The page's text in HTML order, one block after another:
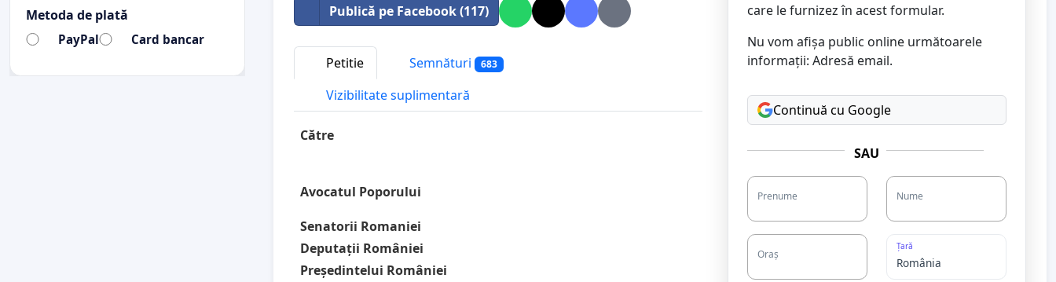
Publică pe Facebook (117)
Petitie Semnături 683
Vizibilitate suplimentară
Către
Avocatul Poporului
Senatorii Romaniei
Deputații României
Președintelui României
care le furnizez în acest formular.
Nu vom afișa public online următoarele
informații: Adresă email.
Continuă cu Google
SAU
Prenume Nume
Oraș
Țară
Metoda de plată
PayPal Card bancar